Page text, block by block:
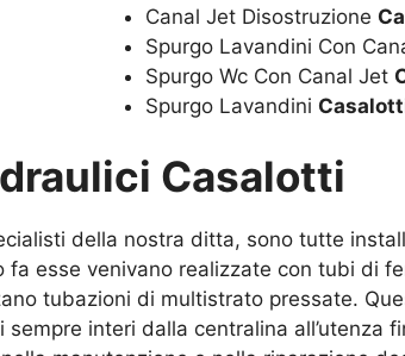
Canal Jet Disostruzione
Spurgo Lavandini Con
Spurgo Wc Con Canal Jet
Spurgo Lavandini
Casalotti
della nostra ditta, sono tutte
esse venivano realizzate con tubi di
tubazioni di multistrato pressate.
interi dalla centralina all’utenza